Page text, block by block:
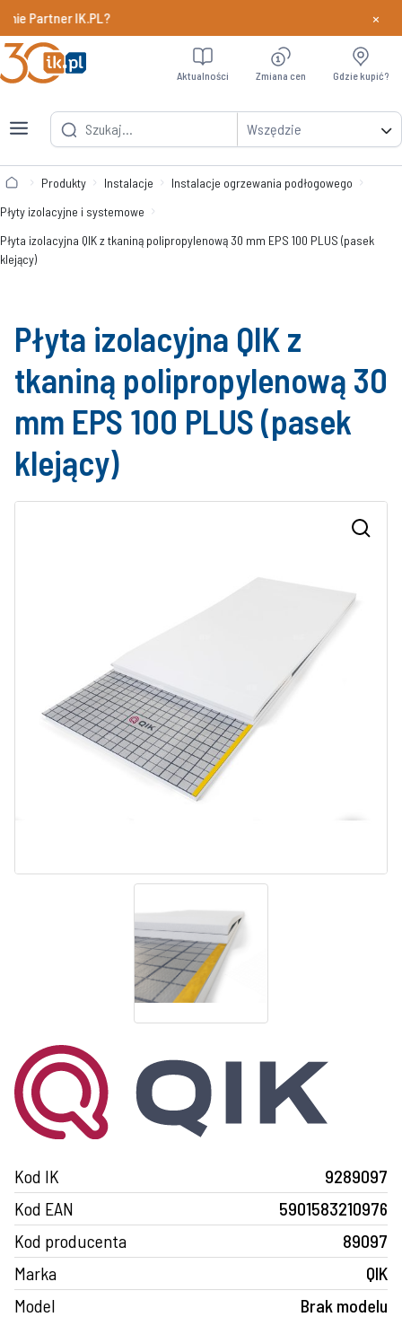
IK.PL? Dowiedz
×
Wszędzie
Aktualności Zmiana cen Gdzie kupić?
Produkty Instalacje
Instalacje ogrzewania podłogowego
Płyty izolacyjne i systemowe
Płyta izolacyjna QIK z tkaniną polipropylenową 30 mm EPS 100 PLUS (pasek
klejący)
Płyta izolacyjna QIK z
tkaniną polipropylenową 30
mm EPS 100 PLUS (pasek
klejący)
Kod IK
9289097
Kod EAN
5901583210976
Kod producenta
89097
Marka
QIK
Model
Brak modelu